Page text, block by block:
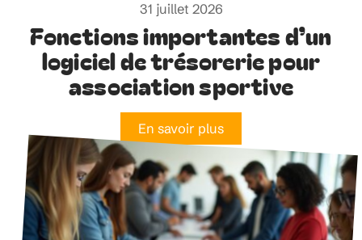
31 juillet 2026
Fonctions importantes d’un
logiciel de trésorerie pour
association sportive
En savoir plus